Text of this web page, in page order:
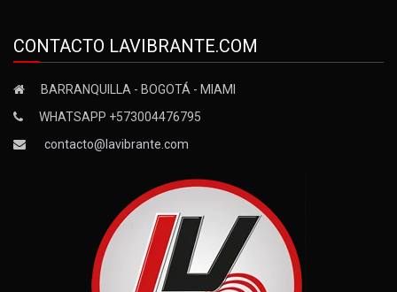
CONTACTO LAVIBRANTE.COM
BARRANQUILLA - BOGOTÁ - MIAMI
WHATSAPP +573004476795
contacto@lavibrante.com